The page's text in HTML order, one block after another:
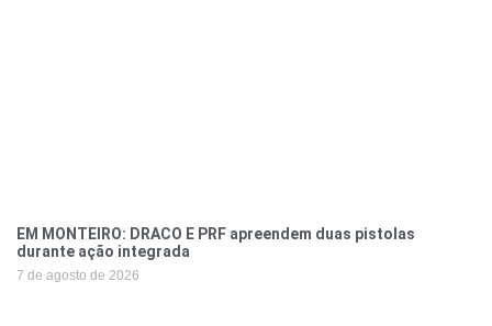
EM MONTEIRO: DRACO E PRF apreendem duas pistolas
durante ação integrada
7 de agosto de 2026